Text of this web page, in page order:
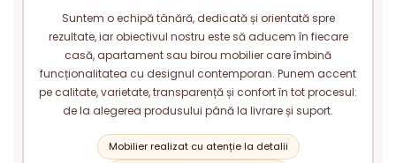
Suntem o echipă tânără, dedicată și orientată spre
rezultate, iar obiectivul nostru este să aducem în fiecare
casă, apartament sau birou mobilier care îmbină
funcționalitatea cu designul contemporan. Punem accent
pe calitate, varietate, transparență și confort în tot procesul:
de la alegerea produsului până la livrare și suport.
Mobilier realizat cu atenție la detalii